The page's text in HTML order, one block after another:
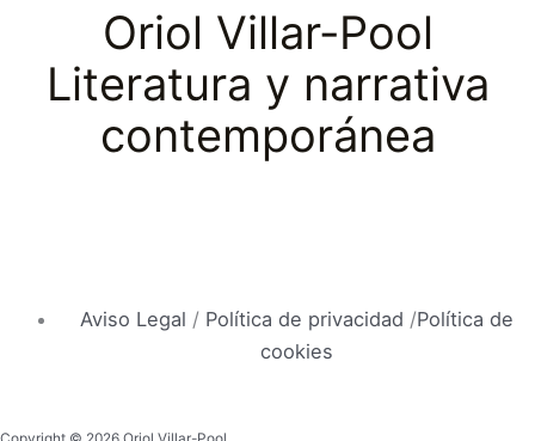
Oriol Villar-Pool
Literatura y narrativa
contemporánea
Aviso Legal / Política de privacidad /Política de
cookies